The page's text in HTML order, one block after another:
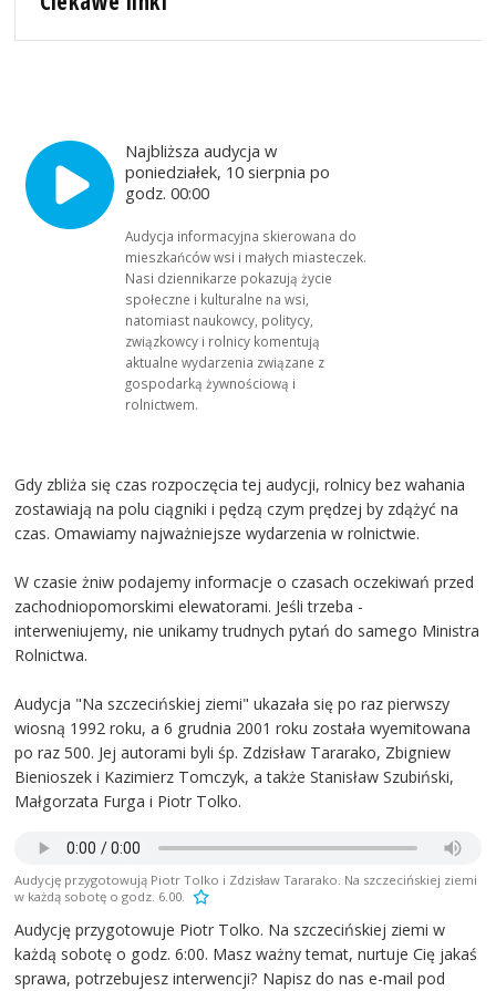
Najbliższa audycja w
poniedziałek, 10 sierpnia po
godz. 00:00
Audycja informacyjna skierowana do
mieszkańców wsi i małych miasteczek.
Nasi dziennikarze pokazują życie
społeczne i kulturalne na wsi,
natomiast naukowcy, politycy,
związkowcy i rolnicy komentują
aktualne wydarzenia związane z
gospodarką żywnościową i
rolnictwem.
Gdy zbliża się czas rozpoczęcia tej audycji, rolnicy bez wahania
zostawiają na polu ciągniki i pędzą czym prędzej by zdążyć na
czas. Omawiamy najważniejsze wydarzenia w rolnictwie.
W czasie żniw podajemy informacje o czasach oczekiwań przed
zachodniopomorskimi elewatorami. Jeśli trzeba -
interweniujemy, nie unikamy trudnych pytań do samego Ministra
Rolnictwa.
Audycja "Na szczecińskiej ziemi" ukazała się po raz pierwszy
wiosną 1992 roku, a 6 grudnia 2001 roku została wyemitowana
po raz 500. Jej autorami byli śp. Zdzisław Tararako, Zbigniew
Bienioszek i Kazimierz Tomczyk, a także Stanisław Szubiński,
Małgorzata Furga i Piotr Tolko.
Audycję przygotowują Piotr Tolko i Zdzisław Tararako. Na szczecińskiej ziemi
w każdą sobotę o godz. 6.00.
Audycję przygotowuje Piotr Tolko. Na szczecińskiej ziemi w
każdą sobotę o godz. 6:00. Masz ważny temat, nurtuje Cię jakaś
sprawa, potrzebujesz interwencji? Napisz do nas e-mail pod